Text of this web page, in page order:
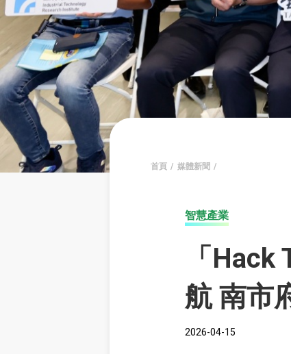
首頁 媒體新聞
智慧產業
「
航 南市
2026-04-15